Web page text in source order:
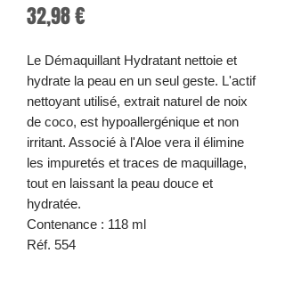
32,98 €Prix
Le Démaquillant Hydratant nettoie et
hydrate la peau en un seul geste. L'actif
nettoyant utilisé, extrait naturel de noix
de coco, est hypoallergénique et non
irritant. Associé à l'Aloe vera il élimine
les impuretés et traces de maquillage,
tout en laissant la peau douce et
hydratée.
Contenance : 118 ml
Réf. 554